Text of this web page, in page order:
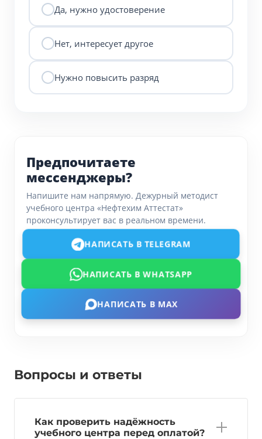
Да, нужно удостоверение
Нет, интересует другое
Нужно повысить разряд
Предпочитаете
мессенджеры?
Напишите нам напрямую. Дежурный методист
учебного центра «Нефтехим Аттестат»
проконсультирует вас в реальном времени.
НАПИСАТЬ В TELEGRAM
НАПИСАТЬ В WHATSAPP
НАПИСАТЬ В MAX
Вопросы и ответы
Как проверить надёжность
учебного центра перед оплатой?